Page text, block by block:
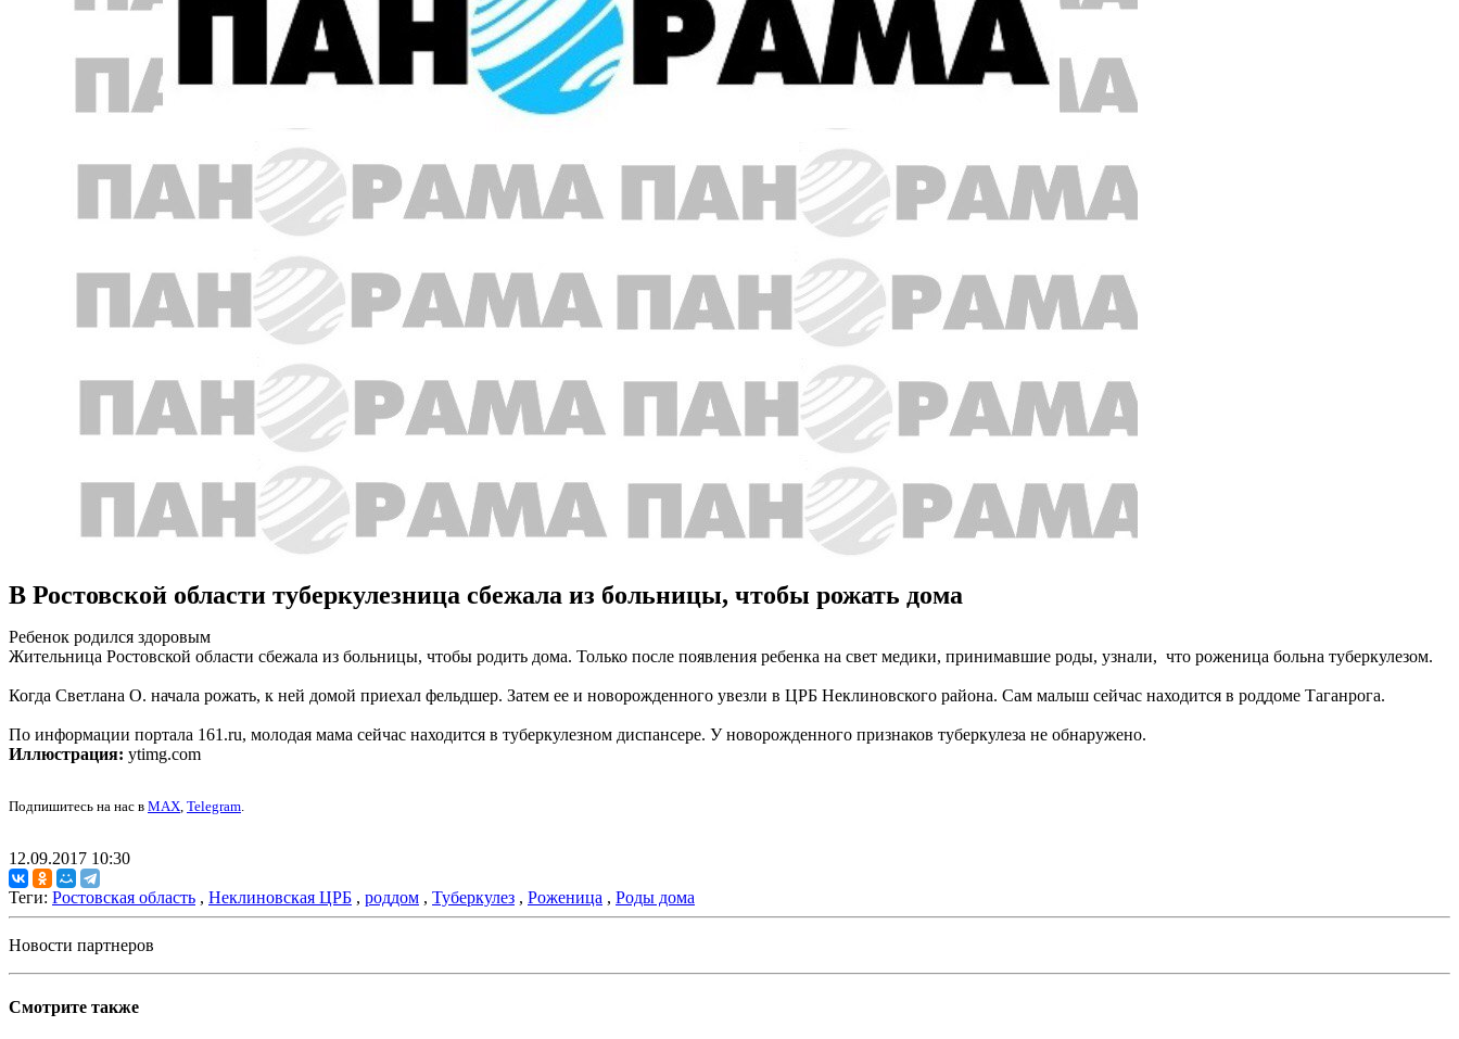
В Ростовской области туберкулезница сбежала из больницы, чтобы рожать дома
Ребенок родился здоровым
Жительница Ростовской области сбежала из больницы, чтобы родить дома. Только после появления ребенка на свет медики, принимавшие роды, узнали, что роженица больна туберкулезом.
Когда Светлана О. начала рожать, к ней домой приехал фельдшер. Затем ее и новорожденного увезли в ЦРБ Неклиновского района. Сам малыш сейчас находится в роддоме Таганрога.
По информации портала 161.ru, молодая мама сейчас находится в туберкулезном диспансере. У новорожденного признаков туберкулеза не обнаружено.
Иллюстрация: ytimg.com
Подпишитесь на нас в MAX, Telegram.
12.09.2017 10:30
Теги: Ростовская область , Неклиновская ЦРБ , роддом , Туберкулез , Роженица , Роды дома
Новости партнеров
Смотрите также